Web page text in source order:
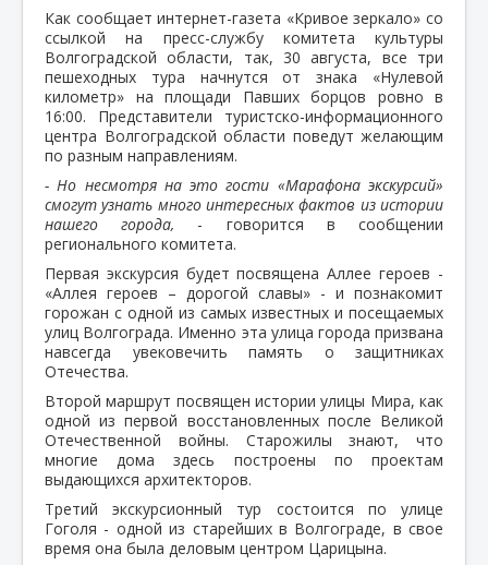
Как сообщает интернет-газета «Кривое зеркало» со
ссылкой на пресс-службу комитета культуры
Волгоградской области, так, 30 августа, все три
пешеходных тура начнутся от знака «Нулевой
километр» на площади Павших борцов ровно в
16:00. Представители туристско-информационного
центра Волгоградской области поведут желающим
по разным направлениям.
- Но несмотря на это гости «Марафона экскурсий»
смогут узнать много интересных фактов из истории
нашего города, - говорится в сообщении
регионального комитета.
Первая экскурсия будет посвящена Аллее героев -
«Аллея героев – дорогой славы» - и познакомит
горожан с одной из самых известных и посещаемых
улиц Волгограда. Именно эта улица города призвана
навсегда увековечить память о защитниках
Отечества.
Второй маршрут посвящен истории улицы Мира, как
одной из первой восстановленных после Великой
Отечественной войны. Старожилы знают, что
многие дома здесь построены по проектам
выдающихся архитекторов.
Третий экскурсионный тур состоится по улице
Гоголя - одной из старейших в Волгограде, в свое
время она была деловым центром Царицына.